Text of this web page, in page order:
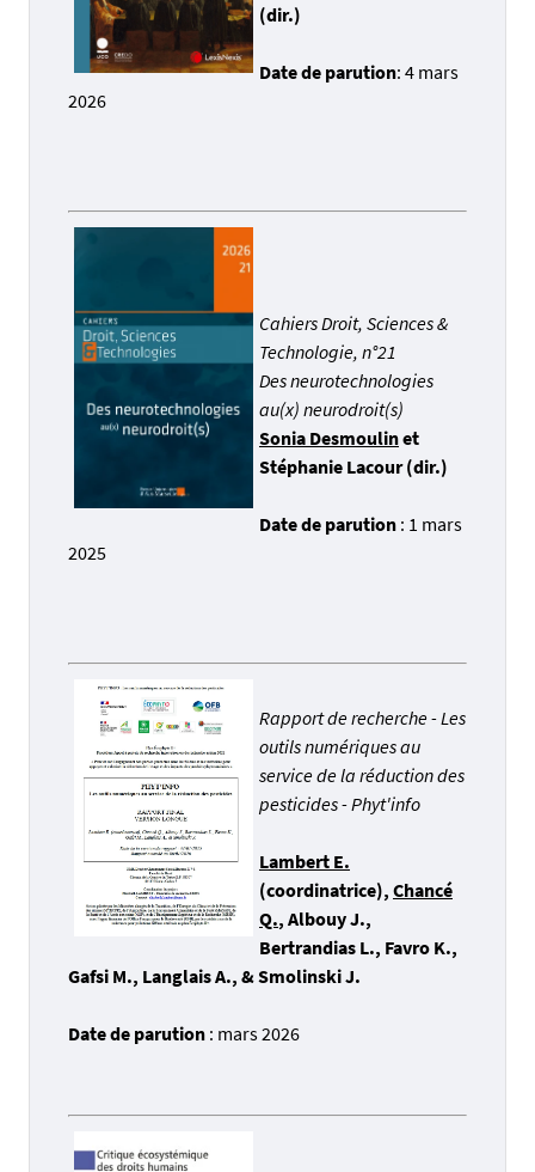
(dir.)
Date de parution: 4 mars
2026
Cahiers Droit, Sciences &
Technologie, n°21
Des neurotechnologies
au(x) neurodroit(s)
Sonia Desmoulinet
Stéphanie Lacour (dir.)
Date de parution : 1 mars
2025
Rapport de recherche - Les
outils numériques au
service de la réduction des
pesticides - Phyt'info
Lambert E.
(coordinatrice), Chancé
Q., Albouy J.,
Bertrandias L., Favro K.,
Gafsi M., Langlais A., & Smolinski J.
Date de parution : mars 2026